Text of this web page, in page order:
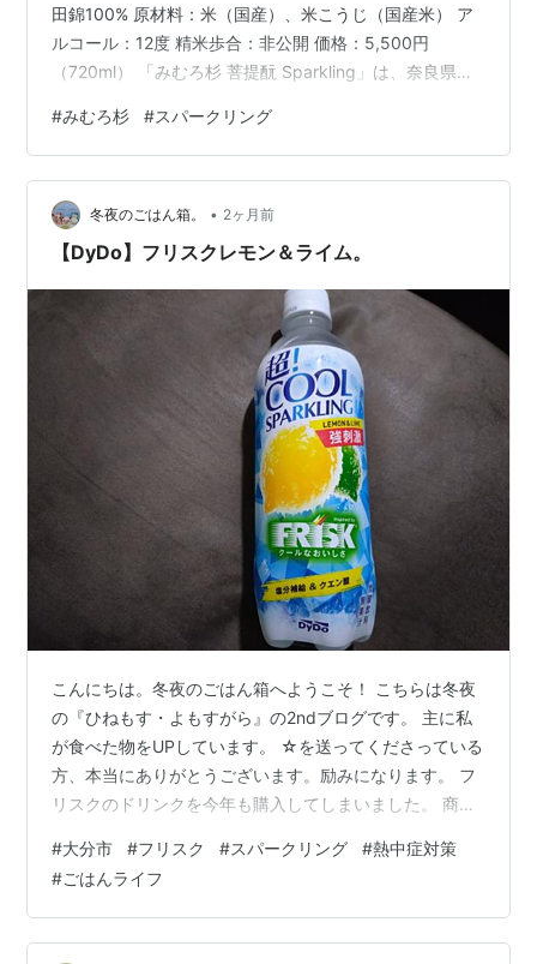
田錦100% 原材料：米（国産）、米こうじ（国産米） ア
ルコール：12度 精米歩合：非公開 価格：5,500円
（720ml） 「みむろ杉 菩提酛 Sparkling」は、奈良県桜
ブランドのスパークリング日本酒。「文化 × 歴史 × 土壌
× 手仕事」を理念に掲げる今西酒造の哲学を最も体現し
た「木桶菩提酛」 「その土地でしか造れない歴史と文化
を味わってほしい」という想いから生まれた。長期熟成
に向く深い味わい、奈良発の発酵芸術。 この酒は、…
#みむろ杉 #スパークリング
冬夜のごはん箱。 • 2ヶ月前
【DyDo】フリスクレモン＆ライム。
こんにちは。冬夜のごはん箱へようこそ！ こちらは冬夜
の『ひねもす・よもすがら』の2ndブログです。 主に私
が食べた物をUPしています。 ☆を送ってくださっている
方、本当にありがとうございます。励みになります。 フ
リスクのドリンクを今年も購入してしまいました。 商品
ム。 缶入りのフリスクスパークリングを飲んで、お腹が
冷えてキューっとなったことがあるのですが(;^_^A それで
も新商品を見たら、なんか買わずにはいられませんでし
た。 しっかりフリスクって書いてあります。 実際飲んで
#大分市 #フリスク #スパークリング #熱中症対策
#ごはんライフ